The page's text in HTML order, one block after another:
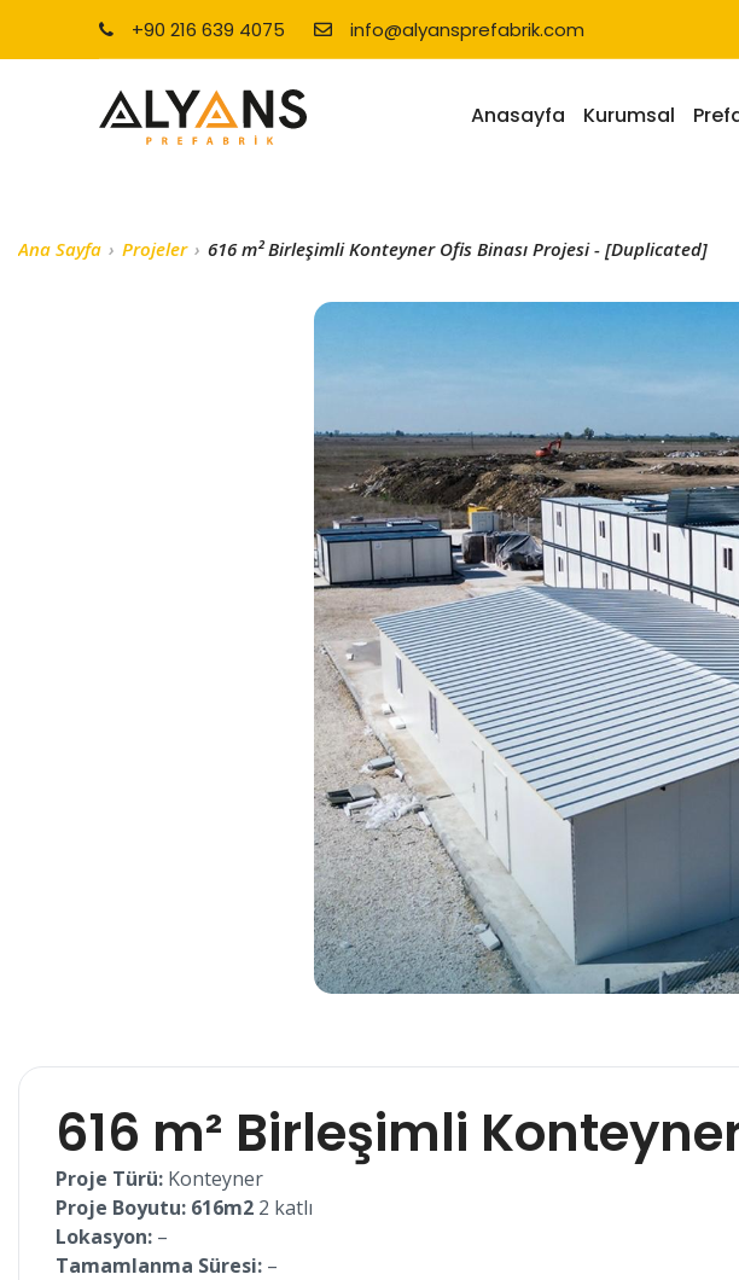
+90 216 639 4075 info@alyansprefabrik.com
Anasayfa Kurumsal
Ana Sayfa Projeler 616 m² Birleşimli Konteyner Ofis Binası Projesi - [Duplicated]
616 m² Birleşimli
Proje Türü: Konteyner
Proje Boyutu: 616m2 2 katlı
Lokasyon: –
Tamamlanma Süresi: –